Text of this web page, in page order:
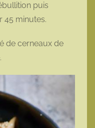
puis
45 minutes.
de cerneaux de